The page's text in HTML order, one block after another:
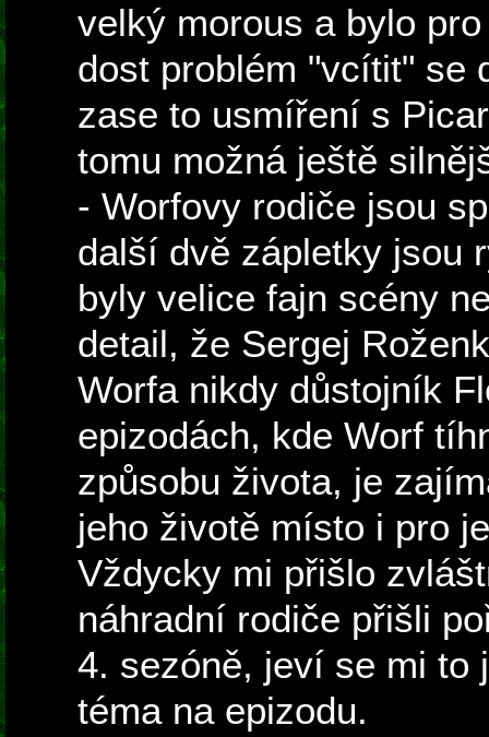
velký morous a bylo
dost problém "vcítit" se
zase to usmíření s
tomu možná ještě
- Worfovy rodiče jsou
další dvě zápletky jsou
byly velice fajn scény
detail, že Sergej
Worfa nikdy důstojník
epizodách, kde Worf
způsobu života, je
jeho životě místo i pro
Vždycky mi přišlo
náhradní rodiče přišli
4. sezóně, jeví se mi to
téma na epizodu.